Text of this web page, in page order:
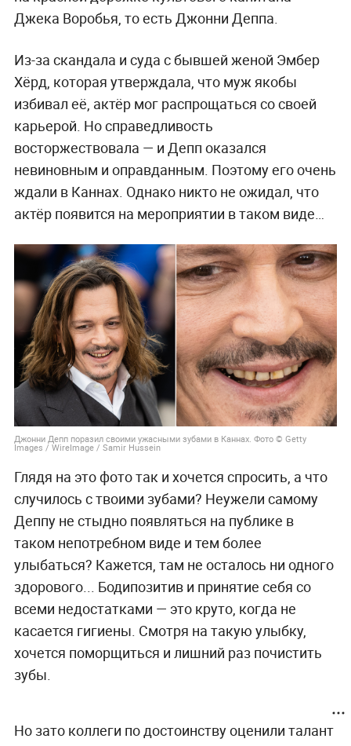
Мы привыкли видеть в знаменитостях идеал, на
который хочется равняться, тем более на таких,
как Джонни. Однако на недавнем открытии
ужасное. И нет, мы не про наряды
знаменитостей или Боню, нарядившуюся не то в
водоросль, не то в общипанную курицу. Одним
из главных моментов события было появление
на красной дорожке культового капитана
Джека Воробья, то есть Джонни Деппа.
Из-за скандала и суда с бывшей женой Эмбер
Хёрд, которая утверждала, что муж якобы
избивал её, актёр мог распрощаться со своей
карьерой. Но справедливость
восторжествовала — и Депп оказался
невиновным и оправданным. Поэтому его очень
ждали в Каннах. Однако никто не ожидал, что
актёр появится на мероприятии в таком виде…